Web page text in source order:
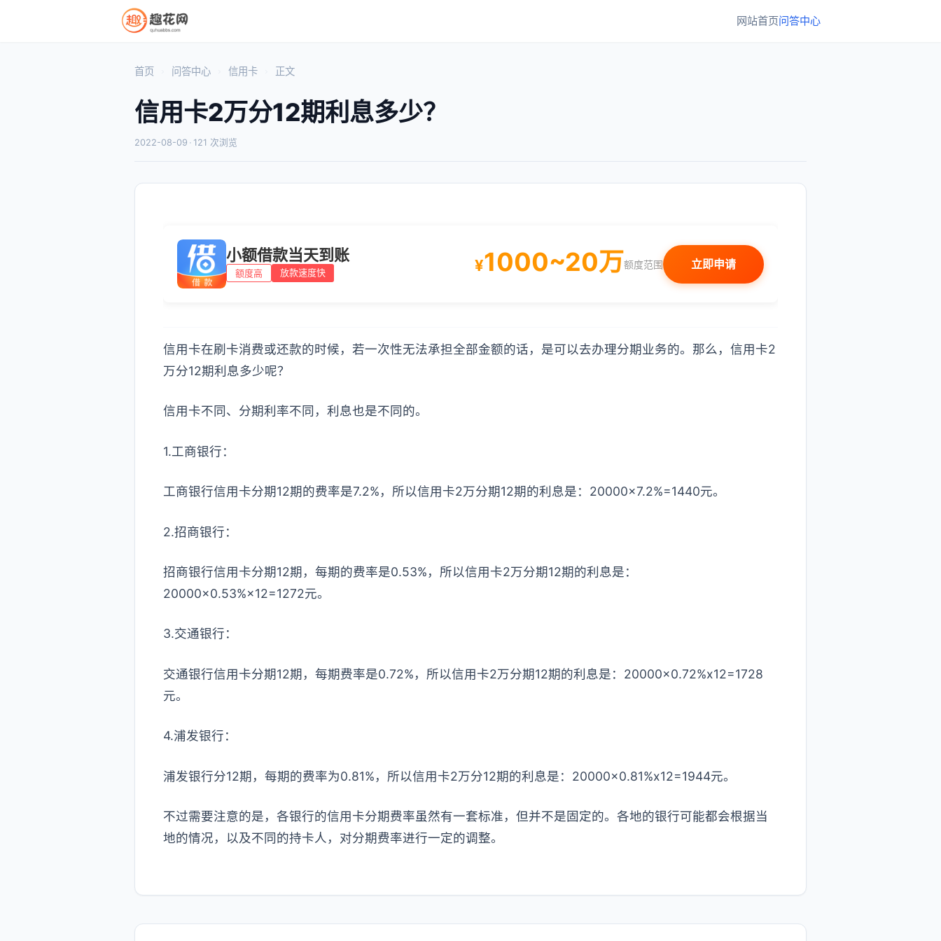
网站首页问答中心
首页 问答中心 信用卡 正文
信用卡2万分12期利息多少？
2022-08-09 · 121 次浏览
小额借款当天到账
额度高 放款速度快 ¥1000~20万额度范围 立即申请
信用卡在刷卡消费或还款的时候，若一次性无法承担全部金额的话，是可以去办理分期业务的。那么，信用卡2
万分12期利息多少呢？
信用卡不同、分期利率不同，利息也是不同的。
1.工商银行：
工商银行信用卡分期12期的费率是7.2%，所以信用卡2万分期12期的利息是：20000×7.2%=1440元。
2.招商银行：
招商银行信用卡分期12期，每期的费率是0.53%，所以信用卡2万分期12期的利息是：
20000×0.53%×12=1272元。
3.交通银行：
交通银行信用卡分期12期，每期费率是0.72%，所以信用卡2万分期12期的利息是：20000×0.72%x12=1728
元。
4.浦发银行：
浦发银行分12期，每期的费率为0.81%，所以信用卡2万分12期的利息是：20000×0.81%x12=1944元。
不过需要注意的是，各银行的信用卡分期费率虽然有一套标准，但并不是固定的。各地的银行可能都会根据当
地的情况，以及不同的持卡人，对分期费率进行一定的调整。